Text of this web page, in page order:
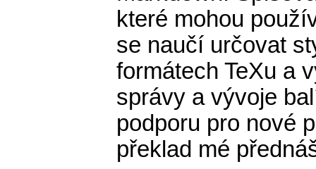
které mohou
se naučí určovat
formátech TeXu a
správy a vývoje
podporu pro nové
překlad mé